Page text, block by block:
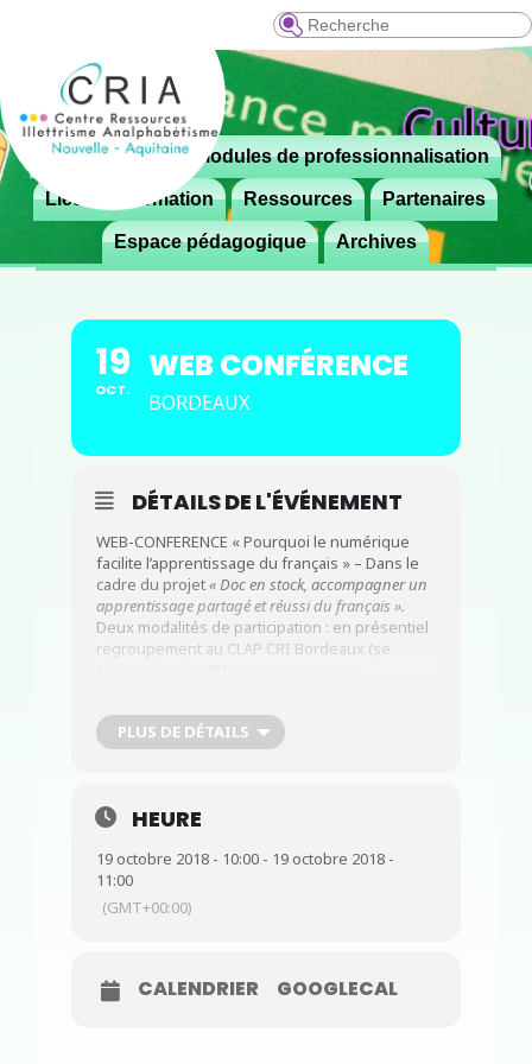
Recherche
Menu
principal
Aller
contenu
principal
 Le CRIA Modules de professionnalisation
Lieux de formation Ressources Partenaires
Espace pédagogique Archives
19
OCT.
WEB CONFÉRENCE
BORDEAUX
DÉTAILS DE L'ÉVÉNEMENT
WEB-CONFERENCE « Pourquoi le numérique
facilite l’apprentissage du français » – Dans le
cadre du projet« Doc en stock, accompagner un
apprentissage partagé et réussi du français ».
Deux modalités de participation : en présentiel
regroupement au CLAP CRI Bordeaux (se
ce lien :https://webikeo.fr/webinar/pourquoi-
le-numerique-facilite-l-apprentissage-du-
francais/share
PLUS DE DÉTAILS
HEURE
19 octobre 2018 - 10:00 - 19 octobre 2018 -
11:00
(GMT+00:00)
CALENDRIER GOOGLECAL